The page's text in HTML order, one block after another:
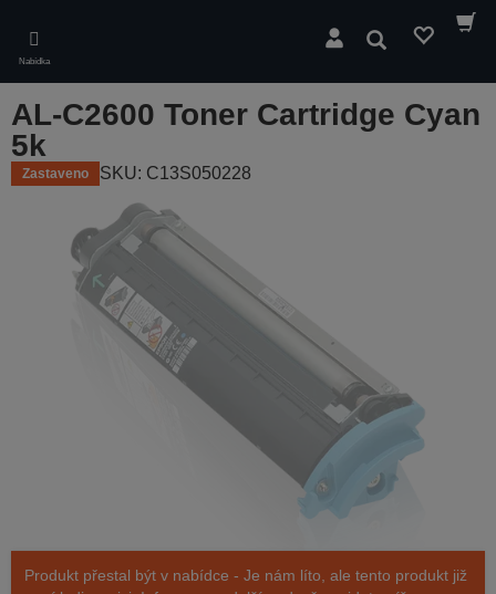
main
content
Nabídka
Hledat
AL-C2600 Toner Cartridge Cyan
5k
Zastaveno SKU: C13S050228
Produkt přestal být v nabídce - Je nám líto, ale tento produkt již